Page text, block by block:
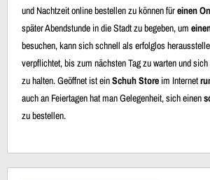
und Nachtzeit online bestellen zu können füreinen
später Abendstunde in die Stadt zu begeben, um
besuchen, kann sich schnell als erfolglos
verpflichtet, bis zum nächsten Tag zu warten und
zu halten. Geöffnet ist einSchuh Store im Internet
auch an Feiertagen hat man Gelegenheit, sich einen
zu bestellen.